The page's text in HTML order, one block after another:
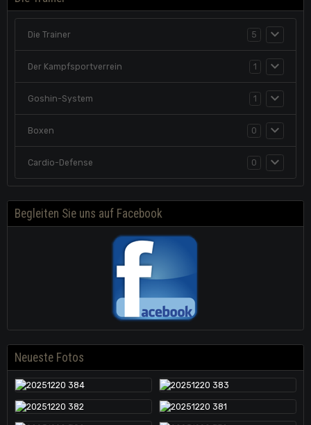
Die Trainer 5
Der Kampfsportverrein 1
Goshin-System 1
Boxen 0
Cardio-Defense 0
Begleiten Sie uns auf Facebook
Neueste Fotos